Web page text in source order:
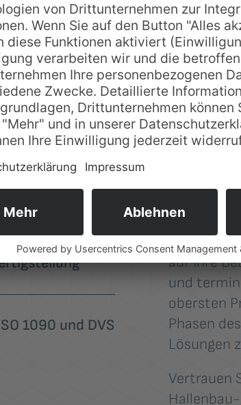
Ihr Projekt im
1090 und DVS
Die ibb
Partner,
alles aus
Ob für
auf Ihre
und
obersten
Phasen
Lösungen
Vertrauen